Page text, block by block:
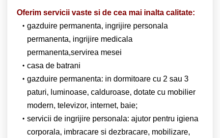
Oferim servicii vaste si de cea mai inalta calitate:
gazduire permanenta, ingrijire personala
permanenta, ingrijire medicala
permanenta,servirea mesei
casa de batrani
gazduire permanenta: in dormitoare cu 2 sau 3
paturi, luminoase, calduroase, dotate cu mobilier
modern, televizor, internet, baie;
servicii de ingrijire personala: ajutor pentru igiena
corporala, imbracare si dezbracare, mobilizare,